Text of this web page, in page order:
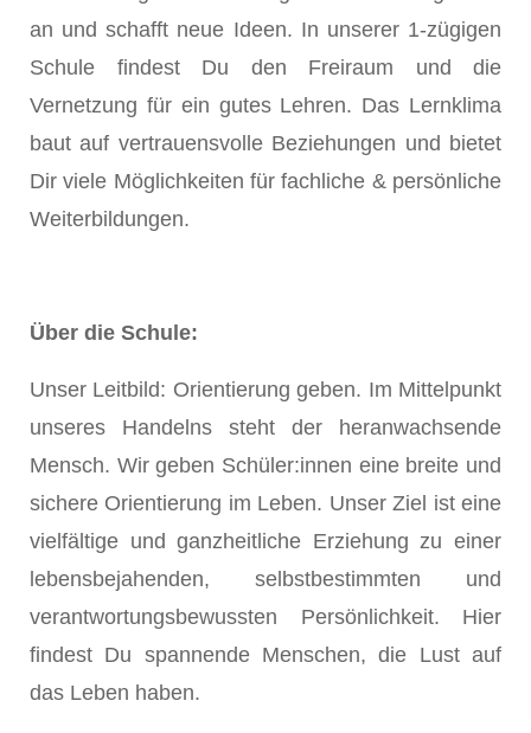
an und schafft neue Ideen. In unserer 1-zügigen
Schule findest Du den Freiraum und die
Vernetzung für ein gutes Lehren. Das Lernklima
baut auf vertrauensvolle Beziehungen und bietet
Dir viele Möglichkeiten für fachliche & persönliche
Weiterbildungen.
Über die Schule:
Unser Leitbild: Orientierung geben. Im Mittelpunkt
unseres Handelns steht der heranwachsende
Mensch. Wir geben Schüler:innen eine breite und
sichere Orientierung im Leben. Unser Ziel ist eine
vielfältige und ganzheitliche Erziehung zu einer
lebensbejahenden, selbstbestimmten und
verantwortungsbewussten Persönlichkeit. Hier
findest Du spannende Menschen, die Lust auf
das Leben haben.